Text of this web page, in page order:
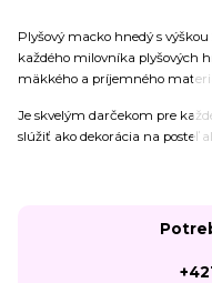
Plyšový macko hnedý s
každého milovníka plyšových
mäkkého a príjemného
Je skvelým darčekom pre
slúžiť ako dekorácia na posteľ